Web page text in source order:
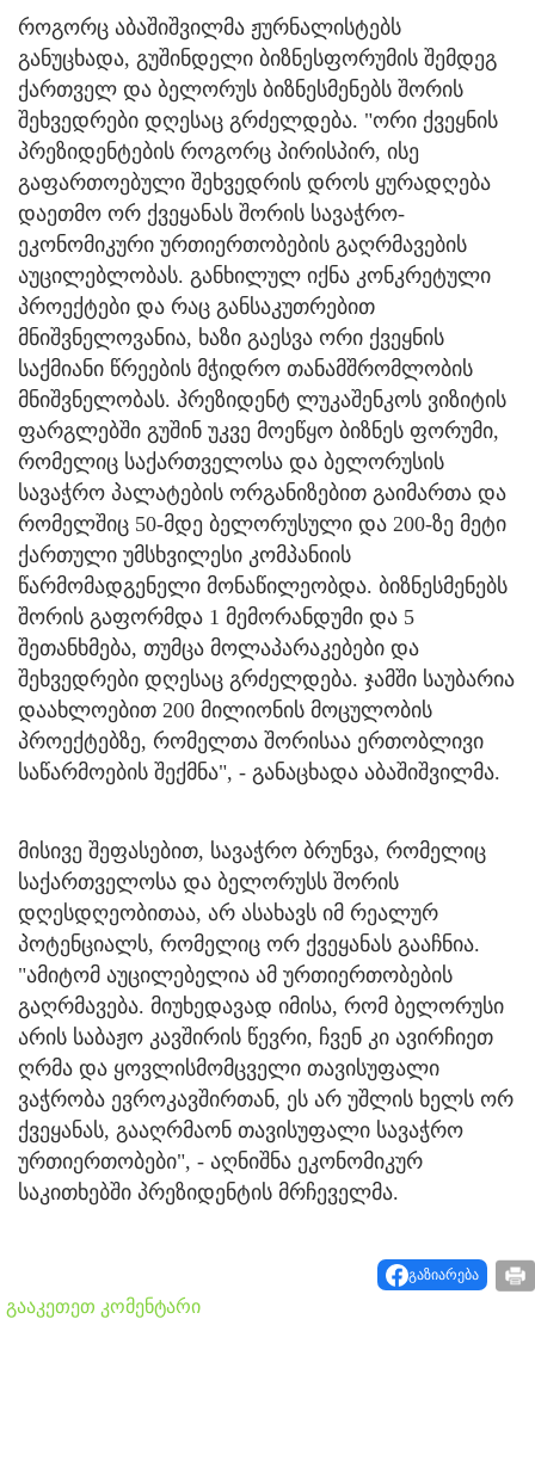
როგორც აბაშიშვილმა ჟურნალისტებს
განუცხადა, გუშინდელი ბიზნესფორუმის შემდეგ
ქართველ და ბელორუს ბიზნესმენებს შორის
შეხვედრები დღესაც გრძელდება. "ორი ქვეყნის
პრეზიდენტების როგორც პირისპირ, ისე
გაფართოებული შეხვედრის დროს ყურადღება
დაეთმო ორ ქვეყანას შორის სავაჭრო-
ეკონომიკური ურთიერთობების გაღრმავების
აუცილებლობას. განხილულ იქნა კონკრეტული
პროექტები და რაც განსაკუთრებით
მნიშვნელოვანია, ხაზი გაესვა ორი ქვეყნის
საქმიანი წრეების მჭიდრო თანამშრომლობის
მნიშვნელობას. პრეზიდენტ ლუკაშენკოს ვიზიტის
ფარგლებში გუშინ უკვე მოეწყო ბიზნეს ფორუმი,
რომელიც საქართველოსა და ბელორუსის
სავაჭრო პალატების ორგანიზებით გაიმართა და
რომელშიც 50-მდე ბელორუსული და 200-ზე მეტი
ქართული უმსხვილესი კომპანიის
წარმომადგენელი მონაწილეობდა. ბიზნესმენებს
შორის გაფორმდა 1 მემორანდუმი და 5
შეთანხმება, თუმცა მოლაპარაკებები და
შეხვედრები დღესაც გრძელდება. ჯამში საუბარია
დაახლოებით 200 მილიონის მოცულობის
პროექტებზე, რომელთა შორისაა ერთობლივი
საწარმოების შექმნა", - განაცხადა აბაშიშვილმა.
მისივე შეფასებით, სავაჭრო ბრუნვა, რომელიც
საქართველოსა და ბელორუსს შორის
დღესდღეობითაა, არ ასახავს იმ რეალურ
პოტენციალს, რომელიც ორ ქვეყანას გააჩნია.
"ამიტომ აუცილებელია ამ ურთიერთობების
გაღრმავება. მიუხედავად იმისა, რომ ბელორუსი
არის საბაჟო კავშირის წევრი, ჩვენ კი ავირჩიეთ
ღრმა და ყოვლისმომცველი თავისუფალი
ვაჭრობა ევროკავშირთან, ეს არ უშლის ხელს ორ
ქვეყანას, გააღრმაონ თავისუფალი სავაჭრო
ურთიერთობები", - აღნიშნა ეკონომიკურ
საკითხებში პრეზიდენტის მრჩეველმა.
გაზიარება
გააკეთეთ კომენტარი